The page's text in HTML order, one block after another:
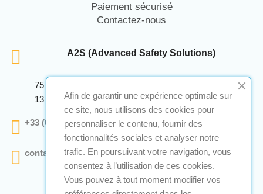
Paiement sécurisé
Contactez-nous
A2S (Advanced Safety Solutions)
75 Avenue Marcellin Berthelot Anthelios Bâtiment E
13 290 Aix En Provence
+33 (0)4 12 28 00 69
contact@a2s-atex.com
Afin de garantir une expérience optimale sur
ce site, nous utilisons des cookies pour
personnaliser le contenu, fournir des
fonctionnalités sociales et analyser notre
trafic. En poursuivant votre navigation, vous
consentez à l’utilisation de ces cookies.
Vous pouvez à tout moment modifier vos